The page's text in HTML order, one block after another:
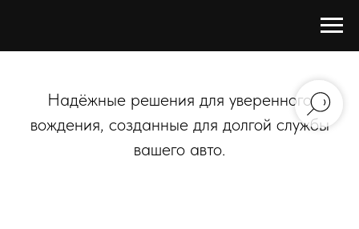
Надёжные решения для уверенного
вождения, созданные для долгой службы
вашего авто.